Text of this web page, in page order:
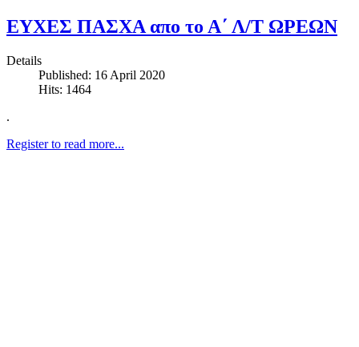
ΕΥΧΕΣ ΠΑΣΧΑ απο το Α΄ Λ/Τ ΩΡΕΩΝ
Details
Published: 16 April 2020
Hits: 1464
.
Register to read more...